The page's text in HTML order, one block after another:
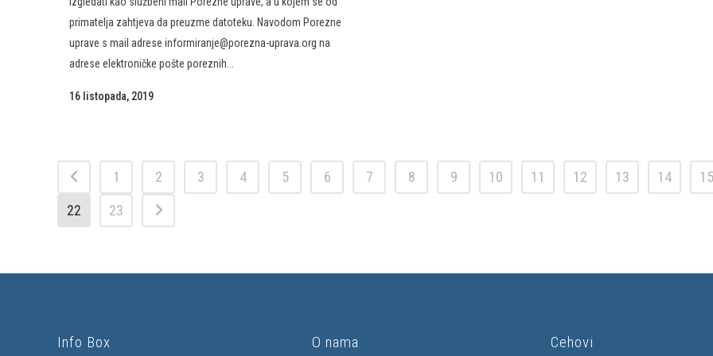
primatelja zahtjeva da preuzme datoteku. Navodom Porezne
uprave s mail adrese informiranje@porezna-uprava.org na
adrese elektroničke pošte poreznih...
16 listopada, 2019
1 2 3 4 5 6 7 8 9 10 11 12 13 14 15
22
23
Info Box O nama Cehovi